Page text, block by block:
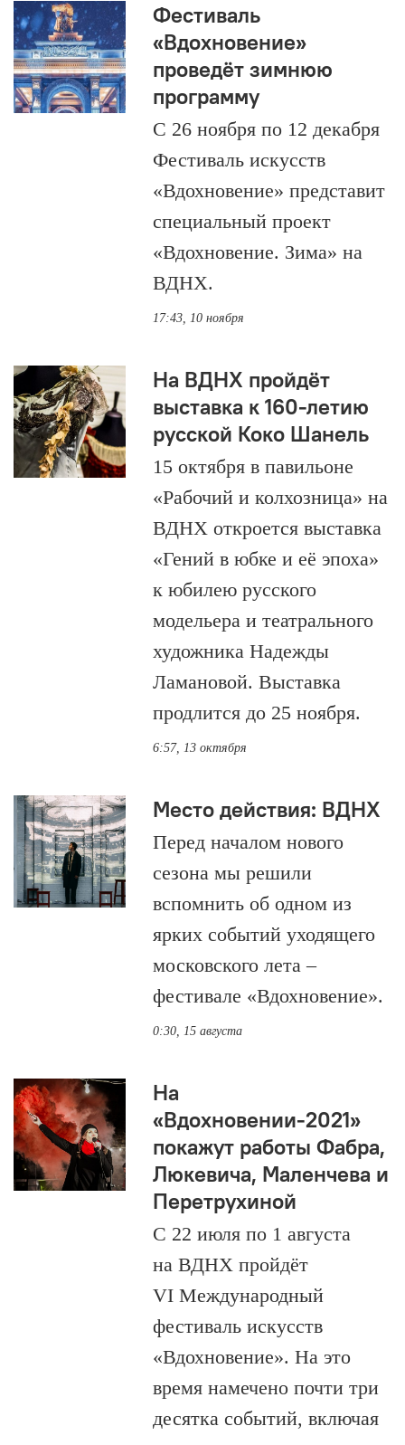
Фестиваль
«Вдохновение»
проведёт зимнюю
программу
С 26 ноября по 12 декабря
Фестиваль искусств
«Вдохновение» представит
специальный проект
«Вдохновение. Зима» на
ВДНХ.
17:43, 10 ноября
На ВДНХ пройдёт
выставка к 160-летию
русской Коко Шанель
15 октября в павильоне
«Рабочий и колхозница» на
ВДНХ откроется выставка
«Гений в юбке и её эпоха»
к юбилею русского
модельера и театрального
художника Надежды
Ламановой. Выставка
продлится до 25 ноября.
6:57, 13 октября
Место действия: ВДНХ
Перед началом нового
сезона мы решили
вспомнить об одном из
ярких событий уходящего
московского лета –
фестивале «Вдохновение».
0:30, 15 августа
На
«Вдохновении-2021»
покажут работы Фабра,
Люкевича, Маленчева и
Перетрухиной
С 22 июля по 1 августа
на ВДНХ пройдёт
VI Международный
фестиваль искусств
«Вдохновение». На это
время намечено почти три
десятка событий, включая